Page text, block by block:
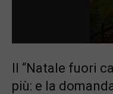
Il “Natale fuori
più: e la